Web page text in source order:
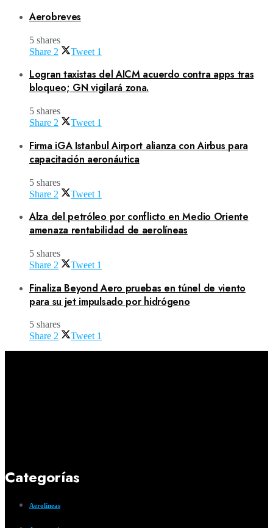
Aerobreves
5 shares
Share 2 Tweet 1
Logran taxistas del AICM acuerdo contra apps tras
bloqueo; GN vigilará zona.
5 shares
Share 2 Tweet 1
Firma iGA Istanbul Airport alianza con Airbus para
capacitación aeronáutica
5 shares
Share 2 Tweet 1
Alza del petróleo por conflicto en Medio Oriente
amenaza rentabilidad de aerolíneas
5 shares
Share 2 Tweet 1
Finaliza Beyond Aero pruebas en túnel de viento
para su jet impulsado por hidrógeno
5 shares
Share 2 Tweet 1
Categorías
Aerolíneas